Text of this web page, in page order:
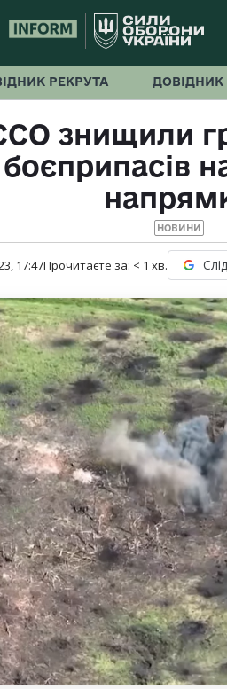
РЕКРУТА ДОВІДНИК
знищили
НОВИНИ
17:47Прочитаєте за: < 1 хв.